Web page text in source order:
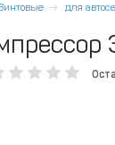
для